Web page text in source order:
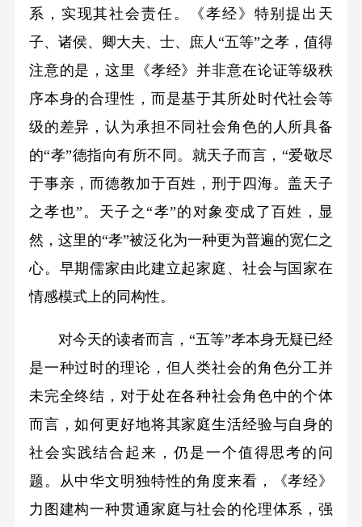
系，实现其社会责任。《孝经》特别提出天
子、诸侯、卿大夫、士、庶人“五等”之孝，值得
注意的是，这里《孝经》并非意在论证等级秩
序本身的合理性，而是基于其所处时代社会等
级的差异，认为承担不同社会角色的人所具备
的“孝”德指向有所不同。就天子而言，“爱敬尽
于事亲，而德教加于百姓，刑于四海。盖天子
之孝也”。天子之“孝”的对象变成了百姓，显
然，这里的“孝”被泛化为一种更为普遍的宽仁之
心。早期儒家由此建立起家庭、社会与国家在
情感模式上的同构性。
对今天的读者而言，“五等”孝本身无疑已经
是一种过时的理论，但人类社会的角色分工并
未完全终结，对于处在各种社会角色中的个体
而言，如何更好地将其家庭生活经验与自身的
社会实践结合起来，仍是一个值得思考的问
题。从中华文明独特性的角度来看，《孝经》
力图建构一种贯通家庭与社会的伦理体系，强